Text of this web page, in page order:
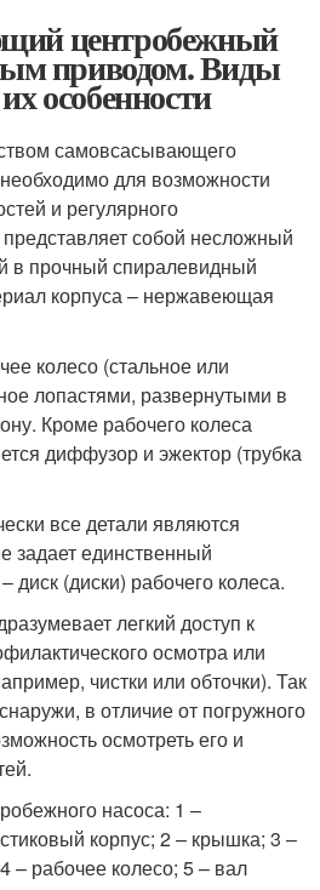
центробежный
приводом. Виды
особенности
самовсасывающего
для возможности
и регулярного
собой несложный
в прочный спиралевидный
корпуса – нержавеющая
колесо (стальное или
лопастями, развернутыми в
Кроме рабочего колеса
диффузор и эжектор (трубка
все детали являются
задает единственный
диск (диски) рабочего колеса.
легкий доступ к
осмотра или
чистки или обточки). Так
в отличие от погружного
осмотреть его и
насоса: 1 –
корпус; 2 – крышка; 3 –
– рабочее колесо; 5 – вал